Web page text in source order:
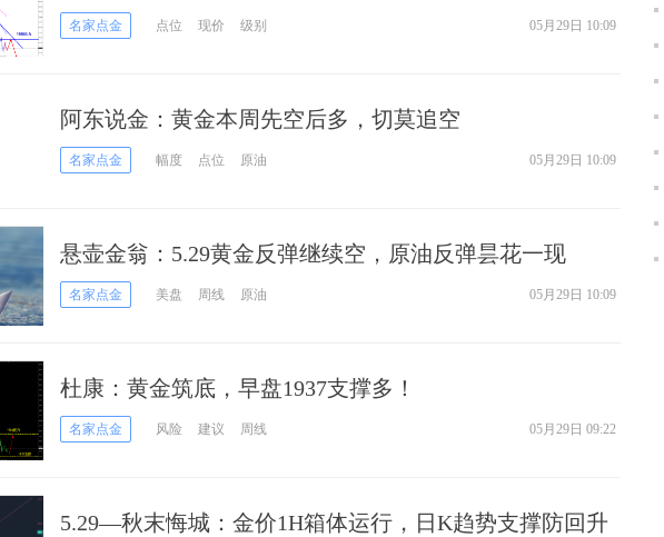
名家点金 点位 现价 级别 05月29日 10:09
阿东说金：黄金本周先空后多，切莫追空
名家点金 幅度 点位 原油 05月29日 10:09
悬壶金翁：5.29黄金反弹继续空，原油反弹昙花一现
名家点金 美盘 周线 原油 05月29日 10:09
杜康：黄金筑底，早盘1937支撑多！
名家点金 风险 建议 周线 05月29日 09:22
5.29—秋末悔城：金价1H箱体运行，日K趋势支撑防回升